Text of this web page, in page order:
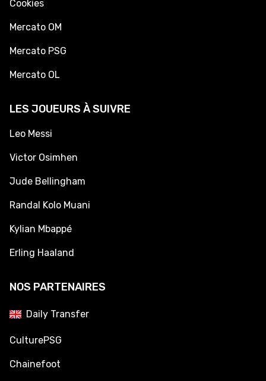
Cookies
Mercato OM
Mercato PSG
Mercato OL
LES JOUEURS À SUIVRE
Leo Messi
Victor Osimhen
Jude Bellingham
Randal Kolo Muani
Kylian Mbappé
Erling Haaland
NOS PARTENAIRES
Daily Transfer
CulturePSG
Chainefoot